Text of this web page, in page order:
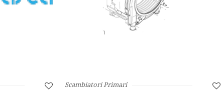
Scambiatori Primari